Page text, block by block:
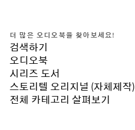
더 많은 오디오북을 찾아보세요!
검색하기
오디오북
시리즈 도서
스토리텔 오리지널 (자체제작)
전체 카테고리 살펴보기